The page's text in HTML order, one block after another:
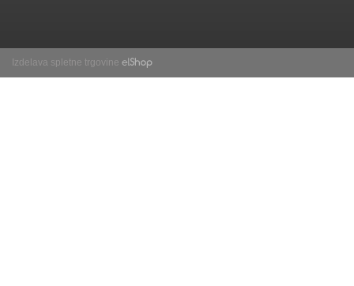
Izdelava spletne trgovine